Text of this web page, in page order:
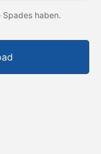
Spades haben.